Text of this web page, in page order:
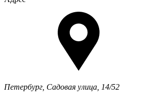
Петербург, Садовая улица, 14/52